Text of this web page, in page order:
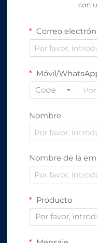
con
Correo
Móvil/
Code
Nombre
Nombre de la
Producto
Por favor,